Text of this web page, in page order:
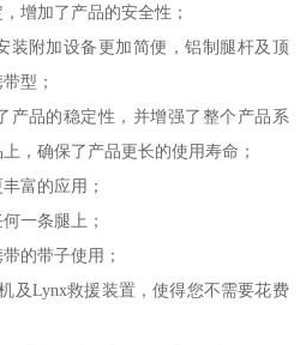
增加了产品的安全性；
装附加设备更加简便，铝制腿杆及顶
型；
产品的稳定性，并增强了整个产品系
，确保了产品更长的使用寿命；
富的应用；
一条腿上；
的带子使用；
及Lynx救援装置，使得您不需要花费